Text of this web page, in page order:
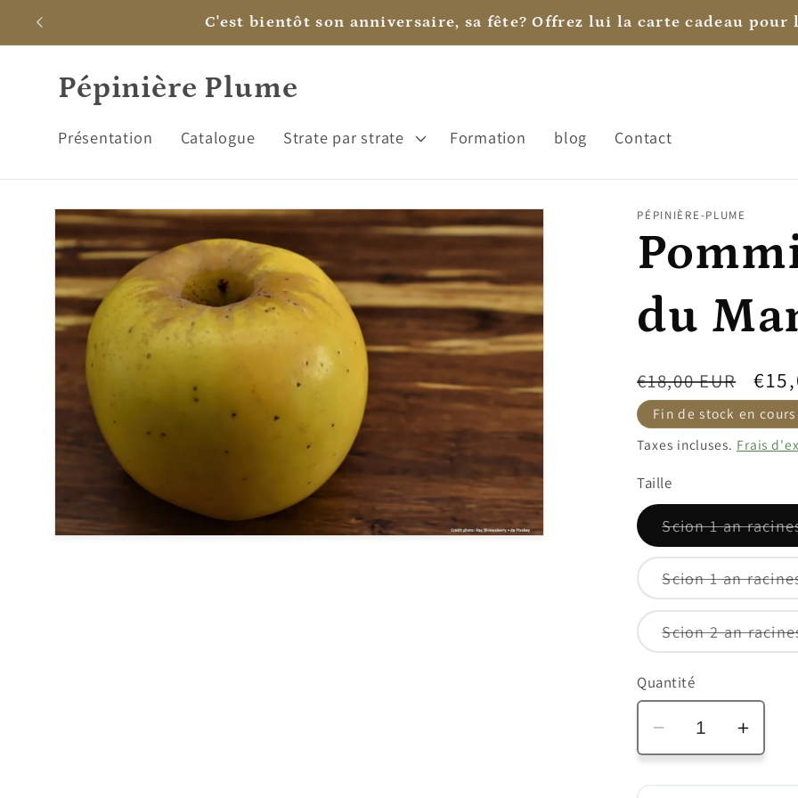
passer
au
C'est bientôt son anniversaire, sa fête? Offrez lui la carte cadeau
Pépinière Plume
Présentation Catalogue Strate par strate Formation blog Contact
Passer aux
informations
produits
PÉPINIÈRE-PLUME
du
Prix
habituel
€18,00 EUR
Prix
Fin de stock en
Taxes incluses. Frais
Taille
Scion 1 an
Scion 2 an
Quantité
Réduire
la
la